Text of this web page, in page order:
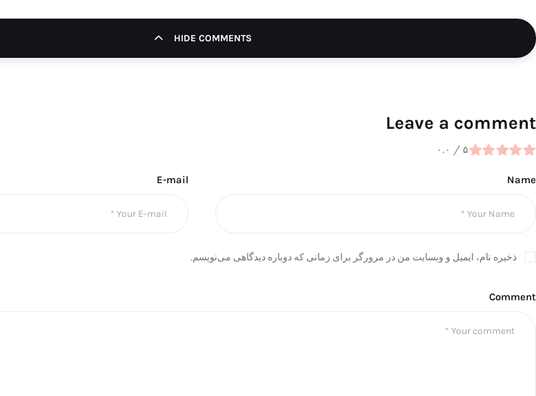
HIDE COMMENTS
Leave a comment
۰.۰ / ۵
Name
E-mail
ذخیره نام، ایمیل و وبسایت من در مرورگر برای زمانی که دوباره دیدگاهی می‌نویسم.
Comment